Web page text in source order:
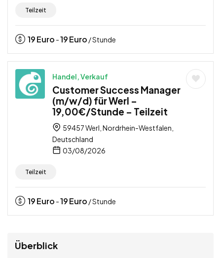
Teilzeit
19Euro -19Euro / Stunde
Handel, Verkauf
Customer Success Manager
(m/w/d) für Werl –
19,00€/Stunde – Teilzeit
59457 Werl, Nordrhein-Westfalen,
Deutschland
03/08/2026
Teilzeit
19Euro -19Euro / Stunde
Überblick